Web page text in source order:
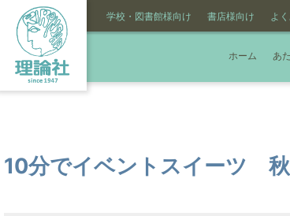
学校・図書館様向け 書店様向け よ
ホーム あ
10分でイベントスイーツ 秋